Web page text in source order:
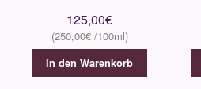
125,00€
250,00€
In den Warenkorb